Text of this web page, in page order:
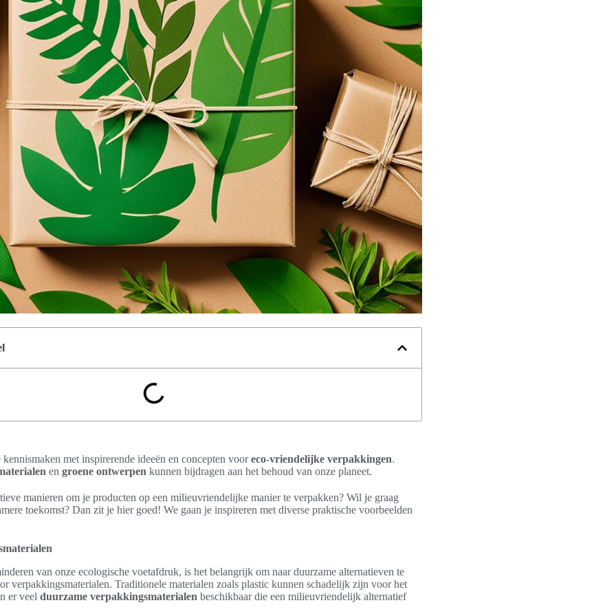
met inspirerende ideeën en concepten vooreco-vriendelijke verpakkingen.
en groene ontwerpen kunnen bijdragen aan het behoud van onze planeet.
manieren om je producten op een milieuvriendelijke manier te verpakken? Wil je graag
toekomst? Dan zit je hier goed! We gaan je inspireren met diverse praktische voorbeelden
van onze ecologische voetafdruk, is het belangrijk om naar duurzame alternatieven te
verpakkingsmaterialen. Traditionele materialen zoals plastic kunnen schadelijk zijn voor het
er veel duurzame verpakkingsmaterialen beschikbaar die een milieuvriendelijk alternatief